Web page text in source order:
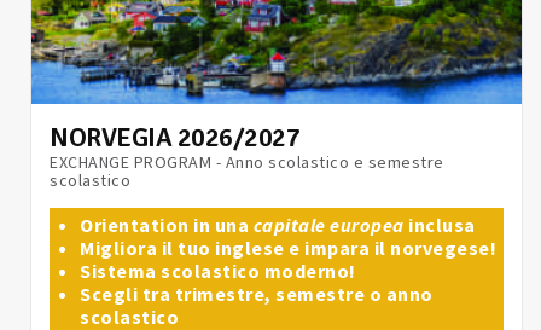
NORVEGIA 2026/2027
EXCHANGE PROGRAM - Anno scolastico e semestre
scolastico
Orientation in una capitale europea inclusa
Migliora il tuo inglese e impara il norvegese!
Sistema scolastico moderno!
Scegli tra trimestre, semestre o anno
scolastico